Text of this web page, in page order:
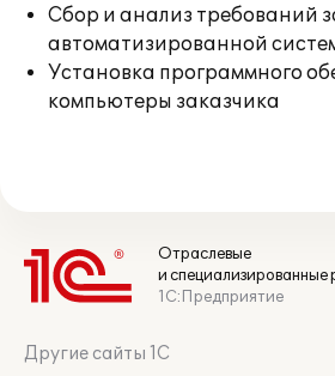
Сбор и анализ требований
автоматизированной
Установка программного
компьютеры заказчика
Отраслевые
и специализированные
1С:Предприятие
Другие сайты 1С